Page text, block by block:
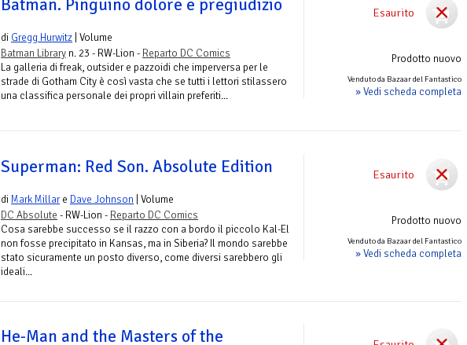
Esaurito
Prodotto nuovo
Venduto da Bazaar del Fantastico
» Vedi scheda completa
Batman. Pinguino dolore e pregiudizio
di Gregg Hurwitz | Volume
Batman Library n. 23 - RW-Lion - Reparto DC Comics
La galleria di freak, outsider e pazzoidi che imperversa per le
strade di Gotham City è così vasta che se tutti i lettori stilassero
una classifica personale dei propri villain preferiti...
Esaurito
Prodotto nuovo
Venduto da Bazaar del Fantastico
» Vedi scheda completa
Superman: Red Son. Absolute Edition
di Mark Millare Dave Johnson | Volume
DC Absolute - RW-Lion - Reparto DC Comics
Cosa sarebbe successo se il razzo con a bordo il piccolo Kal-El
non fosse precipitato in Kansas, ma in Siberia? Il mondo sarebbe
stato sicuramente un posto diverso, come diversi sarebbero gli
ideali...
He-Man and the Masters of the